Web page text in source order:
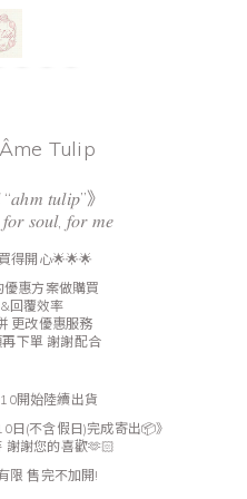
Tulip
𝑡𝑢𝑙𝑖𝑝”》
𝑠𝑜𝑢𝑙, 𝑓𝑜𝑟 𝑚𝑒
得開心🌟🌟🌟
惠方案做購買
回覆效率
更改優惠服務
下單 謝謝配合
開始陸續出貨
日(不含假日)完成寄出📦》
謝謝您的喜歡🫶🏻
限 售完不加開!